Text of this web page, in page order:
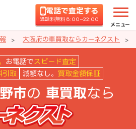
電話で査定する
通話料無料 8:00~22:00
メニュー
大阪府の車買取ならカーネクスト
の車買取ならカ
お電話で スピード査定
引取 減額なし。 買取金額保証
市の 車買取なら